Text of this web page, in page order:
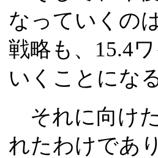
なっていくの
戦略も、15.4
いくことにな
それに向け
れたわけであ